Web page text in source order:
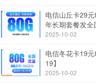
电信山丘卡29
年长期套餐发全
2025-10-02
电信冬花卡19
19】
2025-10-02